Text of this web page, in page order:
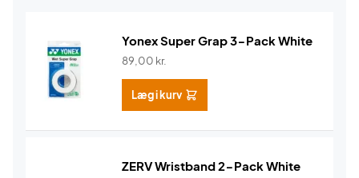
Yonex Super Grap 3-Pack White
89,00 kr.
Læg i kurv
ZERV Wristband 2-Pack White